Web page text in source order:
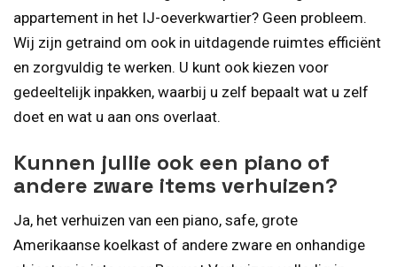
appartement in het IJ-oeverkwartier? Geen probleem.
Wij zijn getraind om ook in uitdagende ruimtes efficiënt
en zorgvuldig te werken. U kunt ook kiezen voor
gedeeltelijk inpakken, waarbij u zelf bepaalt wat u zelf
doet en wat u aan ons overlaat.
Kunnen jullie ook een piano of
andere zware items verhuizen?
Ja, het verhuizen van een piano, safe, grote
Amerikaanse koelkast of andere zware en onhandige